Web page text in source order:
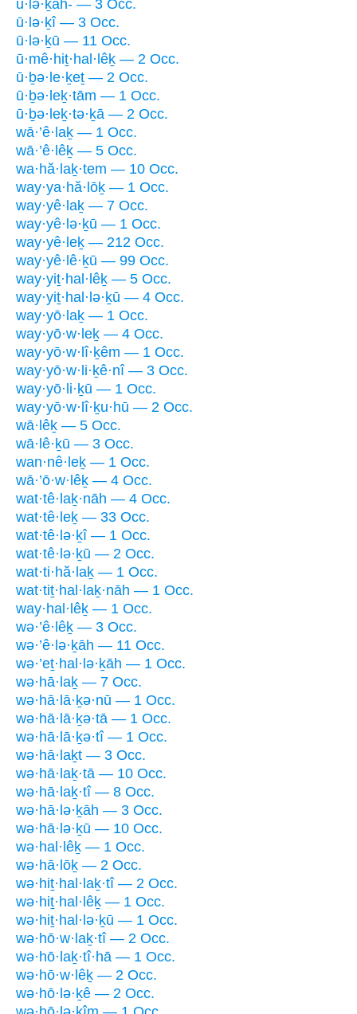
ū·lə·ḵāh- — 3 Occ.
ū·lə·ḵî — 3 Occ.
ū·lə·ḵū — 11 Occ.
ū·mê·hiṯ·hal·lêḵ — 2 Occ.
ū·ḇə·le·ḵeṯ — 2 Occ.
ū·ḇə·leḵ·tām — 1 Occ.
ū·ḇə·leḵ·tə·ḵā — 2 Occ.
wā·’ê·laḵ — 1 Occ.
wā·’ê·lêḵ — 5 Occ.
wa·hă·laḵ·tem — 10 Occ.
way·ya·hă·lōḵ — 1 Occ.
way·yê·laḵ — 7 Occ.
way·yê·lə·ḵū — 1 Occ.
way·yê·leḵ — 212 Occ.
way·yê·lê·ḵū — 99 Occ.
way·yiṯ·hal·lêḵ — 5 Occ.
way·yiṯ·hal·lə·ḵū — 4 Occ.
way·yō·laḵ — 1 Occ.
way·yō·w·leḵ — 4 Occ.
way·yō·w·lî·ḵêm — 1 Occ.
way·yō·w·li·ḵê·nî — 3 Occ.
way·yō·li·ḵū — 1 Occ.
way·yō·w·lî·ḵu·hū — 2 Occ.
wā·lêḵ — 5 Occ.
wā·lê·ḵū — 3 Occ.
wan·nê·leḵ — 1 Occ.
wā·’ō·w·lêḵ — 4 Occ.
wat·tê·laḵ·nāh — 4 Occ.
wat·tê·leḵ — 33 Occ.
wat·tê·lə·ḵî — 1 Occ.
wat·tê·lə·ḵū — 2 Occ.
wat·ti·hă·laḵ — 1 Occ.
wat·tiṯ·hal·laḵ·nāh — 1 Occ.
way·hal·lêḵ — 1 Occ.
wə·’ê·lêḵ — 3 Occ.
wə·’ê·lə·ḵāh — 11 Occ.
wə·’eṯ·hal·lə·ḵāh — 1 Occ.
wə·hā·laḵ — 7 Occ.
wə·hā·lā·ḵə·nū — 1 Occ.
wə·hā·lā·ḵə·tā — 1 Occ.
wə·hā·lā·ḵə·tî — 1 Occ.
wə·hā·laḵt — 3 Occ.
wə·hā·laḵ·tā — 10 Occ.
wə·hā·laḵ·tî — 8 Occ.
wə·hā·lə·ḵāh — 3 Occ.
wə·hā·lə·ḵū — 10 Occ.
wə·hal·lêḵ — 1 Occ.
wə·hā·lōḵ — 2 Occ.
wə·hiṯ·hal·laḵ·tî — 2 Occ.
wə·hiṯ·hal·lêḵ — 1 Occ.
wə·hiṯ·hal·lə·ḵū — 1 Occ.
wə·hō·w·laḵ·tî — 2 Occ.
wə·hō·laḵ·tî·hā — 1 Occ.
wə·hō·w·lêḵ — 2 Occ.
wə·hō·lə·ḵê — 2 Occ.